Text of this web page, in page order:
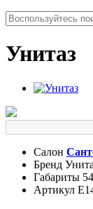
Унитаз
Салон
Бренд
Габариты
Артикул